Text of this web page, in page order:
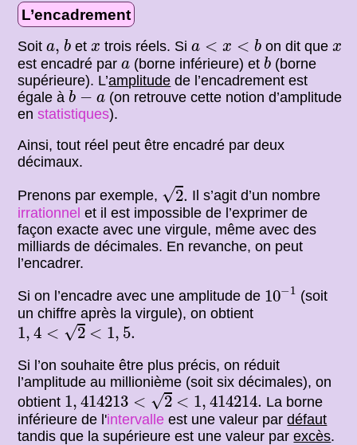
L’encadrement
Soita,
a b
b etx
x trois réels. Sia < x < b
a x <b on dit que x
x
est encadré para
a (borne inférieure) etb
b (borne
supérieure). L’amplitude de l’encadrement est
égale àb − a
b−a
(on retrouve cette notion d’amplitude
enstatistiques).
Ainsi, tout réel peut être encadré par deux
décimaux.
Prenons par exemple, √2.
.
Il s’agit d’un nombre
irrationnel et il est impossible de l’exprimer de
façon exacte avec une virgule, même avec des
milliards de décimales. En revanche, on peut
l’encadrer.
Si on l’encadre avec une amplitude de 10−1
10 −1
(soit
un chiffre après la virgule), on obtient
1, 4 < √2 < 1, 5.
1,4<2<1,5.
Si l’on souhaite être plus précis, on réduit
l’amplitude au millionième (soit six décimales), on
obtient 1, 414213 < √2 < 1, 414214.
1,414213<2<1,414214.
La borne
inférieure de l'intervalle est une valeur pardéfaut
tandis que la supérieure est une valeur parexcès.